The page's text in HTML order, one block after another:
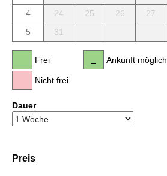
4
24 25 26 27
5
31
Frei
Nicht frei
Ankunft möglich
Dauer
Preis